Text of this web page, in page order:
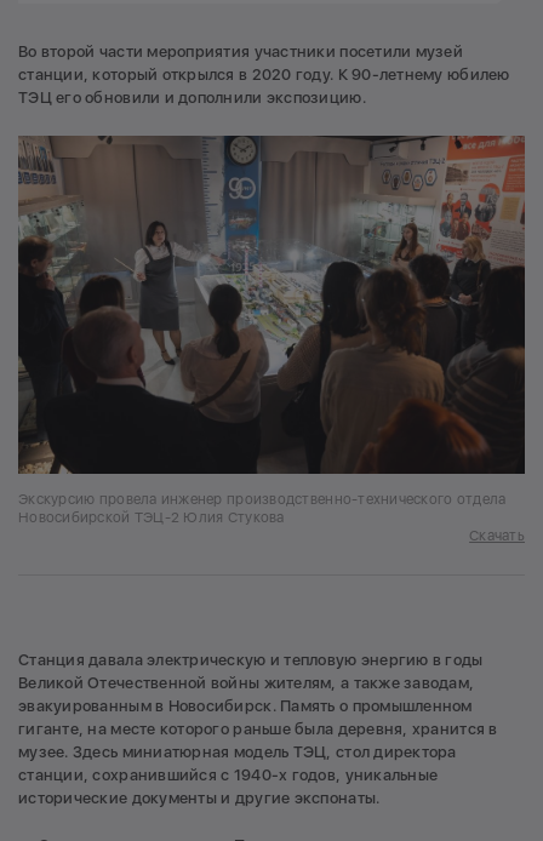
Во второй части мероприятия участники посетили музей
станции, который открылся в 2020 году. К 90-летнему юбилею
ТЭЦ его обновили и дополнили экспозицию.
Экскурсию провела инженер производственно-технического отдела
Новосибирской ТЭЦ-2 Юлия Стукова
Скачать
Станция давала электрическую и тепловую энергию в годы
Великой Отечественной войны жителям, а также заводам,
эвакуированным в Новосибирск. Память о промышленном
гиганте, на месте которого раньше была деревня, хранится в
музее. Здесь миниатюрная модель ТЭЦ, стол директора
станции, сохранившийся с 1940-х годов, уникальные
исторические документы и другие экспонаты.